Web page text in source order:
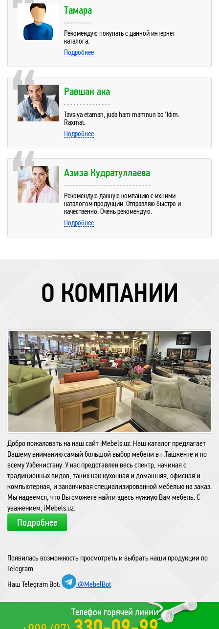
Тамара
Рекомендую покупать с данной интернет
каталога.
Подробнее
Равшан ака
Tavsiya etaman, juda ham mamnun bo`ldim.
Raxmat.
Подробнее
Азиза Кудратуллаева
Рекомендую данную компанию с ихними
каталогом продукции. Отправляю быстро и
качественно. Очень рекомендую.
Подробнее
О КОМПАНИИ
Добро пожаловать на наш сайт iMebels.uz. Наш каталог предлагает
Вашему вниманию самый большой выбор мебели в г.Ташкенте и по
всему Узбекистану. У нас представлен весь спектр, начиная с
традиционных видов, таких как кухонная и домашняя, офисная и
компьютерная, и заканчивая специализированной мебелью на заказ.
Мы надеемся, что Вы сможете найти здесь нужную Вам мебель. С
уважением, iMebels.uz.
Подробнее
Появилась возможность просмотреть и выбрать наши продукции по
Telegram.
Наш Telegram Bot:
@MebelBot
Телефон горячей линии